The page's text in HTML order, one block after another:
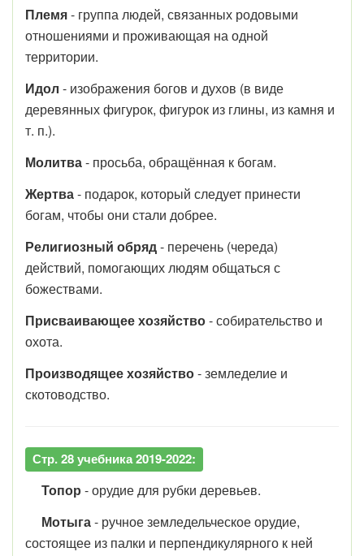
Племя- группа людей, связанных родовыми
отношениями и проживающая на одной
территории.
Идол - изображения богов и духов (в виде
деревянных фигурок, фигурок из глины, из камня и
т. п.).
Молитва- просьба, обращённая к богам.
Жертва- подарок, который следует принести
богам, чтобы они стали добрее.
Религиозный обряд- перечень (череда)
действий, помогающих людям общаться с
божествами.
Присваивающее хозяйство- собирательство и
охота.
Производящее хозяйство- земледелие и
скотоводство.
Стр. 28 учебника 2019-2022:
Топор - орудие для рубки деревьев.
Мотыга- ручное земледельческое орудие,
состоящее из палки и перпендикулярного к ней